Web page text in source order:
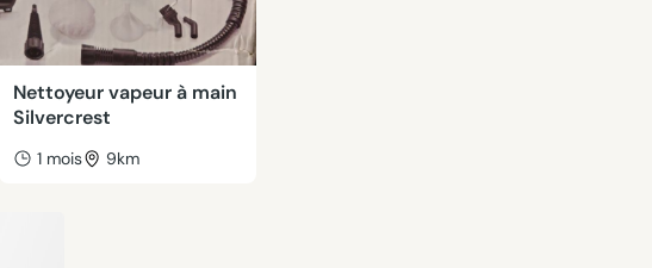
Nettoyeur vapeur à main
Silvercrest
1 mois 9km